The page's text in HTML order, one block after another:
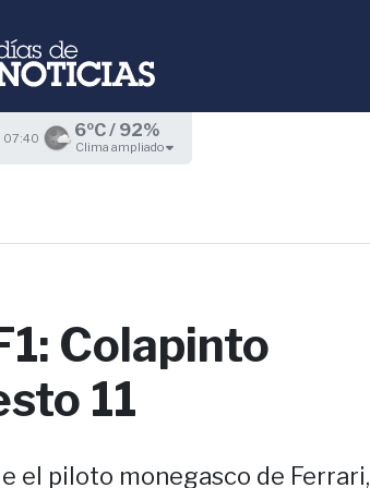
07:40 6ºC / 92%
Clima ampliado
Colapinto
11
el piloto monegasco de Ferrari,